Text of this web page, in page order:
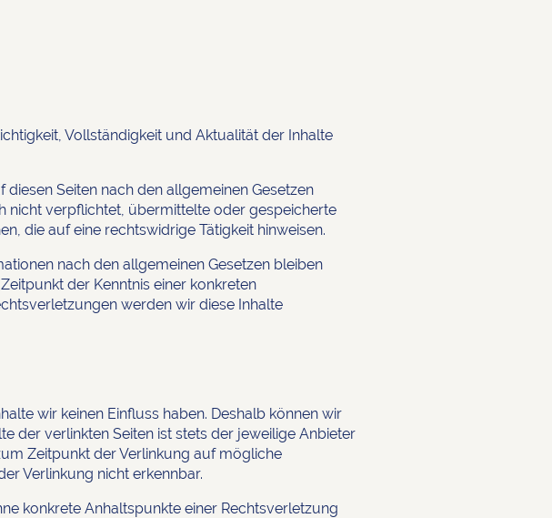
Vollständigkeit und Aktualität der Inhalte
Seiten nach den allgemeinen Gesetzen
nicht verpflichtet, übermittelte oder gespeicherte
die auf eine rechtswidrige Tätigkeit hinweisen.
nach den allgemeinen Gesetzen bleiben
der Kenntnis einer konkreten
werden wir diese Inhalte
wir keinen Einfluss haben. Deshalb können wir
der verlinkten Seiten ist stets der jeweilige Anbieter
Zeitpunkt der Verlinkung auf mögliche
Verlinkung nicht erkennbar.
konkrete Anhaltspunkte einer Rechtsverletzung